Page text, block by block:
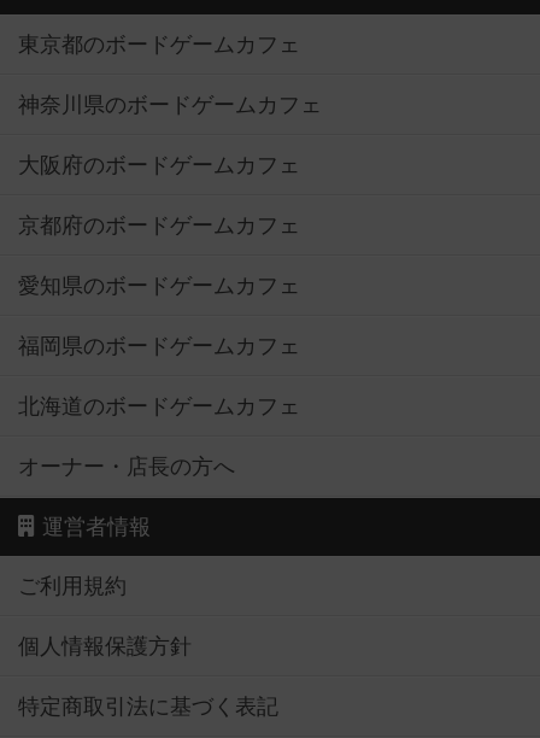
東京都のボードゲームカフェ
神奈川県のボードゲームカフェ
大阪府のボードゲームカフェ
京都府のボードゲームカフェ
愛知県のボードゲームカフェ
福岡県のボードゲームカフェ
北海道のボードゲームカフェ
オーナー・店長の方へ
運営者情報
ご利用規約
個人情報保護方針
特定商取引法に基づく表記